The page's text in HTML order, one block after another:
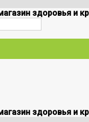
здоровья и
здоровья и